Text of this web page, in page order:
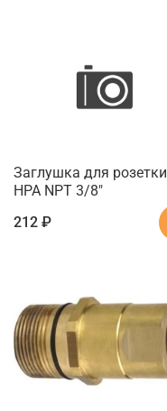
Заглушка для розетки
HPA NPT 3/8"
212 ₽